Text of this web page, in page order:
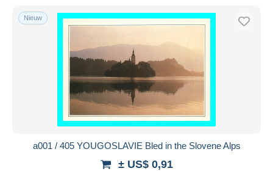
Nieuw
a001 / 405 YOUGOSLAVIE Bled in the Slovene Alps
± US$ 0,91